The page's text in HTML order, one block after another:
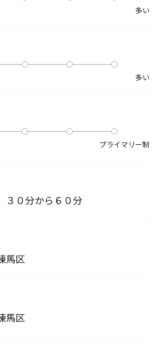
多い
多い
プライマリー制
０分から６０分
馬区
馬区